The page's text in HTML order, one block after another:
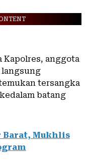
Kapolres, anggota
langsung
tersangka
batang
Barat, Mukhlis